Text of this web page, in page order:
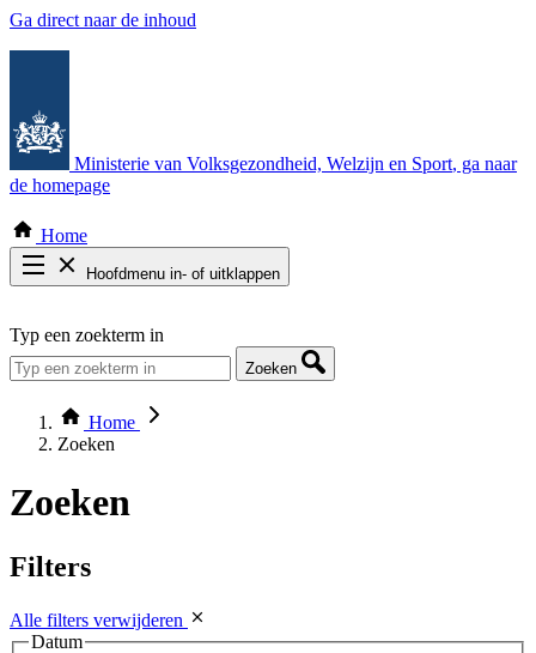
Ga direct naar de inhoud
Ministerie van Volksgezondheid, Welzijn en Sport, ga naar
de homepage
Home
Hoofdmenu in- of uitklappen
Thema COVID-19
Bekijk per bestuursorgaan
Typ een zoekterm in
Zoeken
Home
Zoeken
Zoeken
Filters
Alle filters verwijderen
Datum